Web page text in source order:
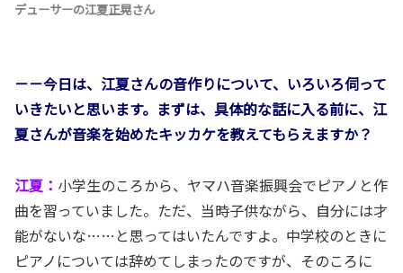
デューサーの江夏正晃さん
－－今日は、江夏さんの音作りについて、いろいろ伺って
いきたいと思います。まずは、具体的な話に入る前に、江
夏さんが音楽を始めたキッカケを教えてもらえますか？
江夏： 小学生のころから、ヤマハ音楽振興会でピアノと作
曲を習っていました。ただ、当時子供ながら、自分には才
能がないな……と思ってはいたんですよ。中学校のときに
ピアノについては辞めてしまったのですが、そのころに